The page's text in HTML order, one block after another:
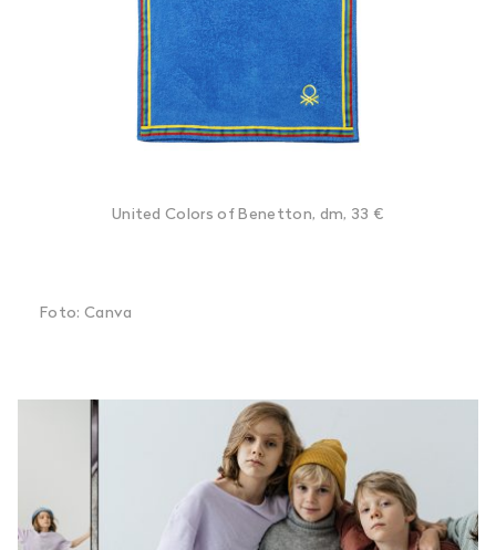
United Colors of Benetton, dm, 33 €
Foto: Canva